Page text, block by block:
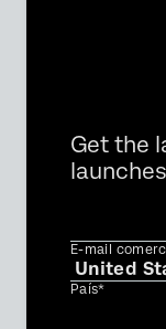
Get the
launches
E-mail
País*